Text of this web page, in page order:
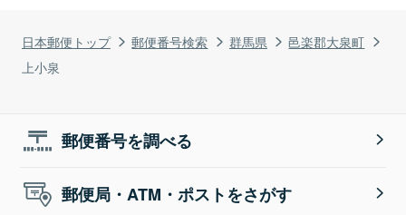
日本郵便トップ 郵便番号検索 群馬県
邑楽郡大泉町
上小泉
郵便番号を調べる
郵便局・ATM・ポストをさがす